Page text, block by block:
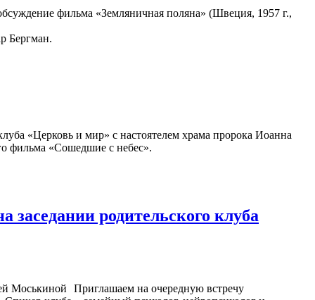
фильма «Земляничная поляна» (Швеция, 1957 г.,
Бергман.
«Церковь и мир» с настоятелем храма пророка Иоанна
фильма «Сошедшие с небес».
родительского клуба
Приглашаем на очередную встречу